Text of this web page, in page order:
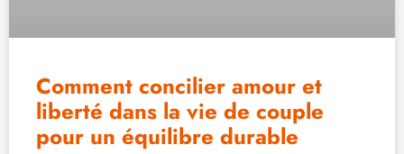
Comment concilier amour et
liberté dans la vie de couple
pour un équilibre durable